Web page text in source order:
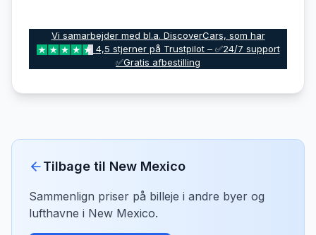
Vi samarbejder med bl.a. DiscoverCars, som har
4,5 stjerner på Trustpilot – ✅24/7 support
✅Gratis afbestilling
Tilbage til New Mexico
Sammenlign priser på billeje i andre byer og
lufthavne i New Mexico.